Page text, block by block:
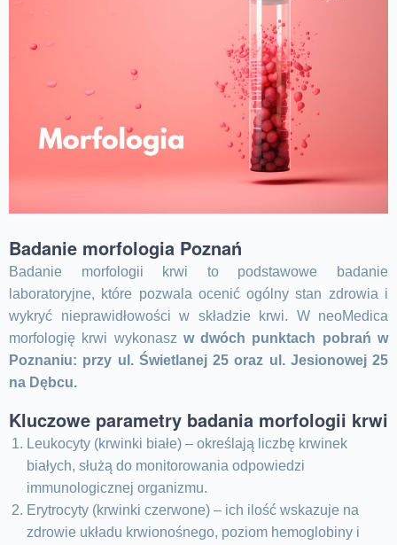
Badanie morfologia Poznań
Badanie morfologii krwi to podstawowe badanie
laboratoryjne, które pozwala ocenić ogólny stan zdrowia i
wykryć nieprawidłowości w składzie krwi. W neoMedica
morfologię krwi wykonasz w dwóch punktach pobrań w
Poznaniu: przy ul. Świetlanej 25 oraz ul. Jesionowej 25
na Dębcu.
Kluczowe parametry badania morfologii krwi
Leukocyty (krwinki białe) – określają liczbę krwinek
białych, służą do monitorowania odpowiedzi
immunologicznej organizmu.
Erytrocyty (krwinki czerwone) – ich ilość wskazuje na
zdrowie układu krwionośnego, poziom hemoglobiny i
UMÓW SIĘ NA